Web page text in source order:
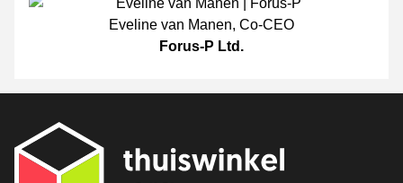
Eveline van Manen, Co-CEO
Forus-P Ltd.